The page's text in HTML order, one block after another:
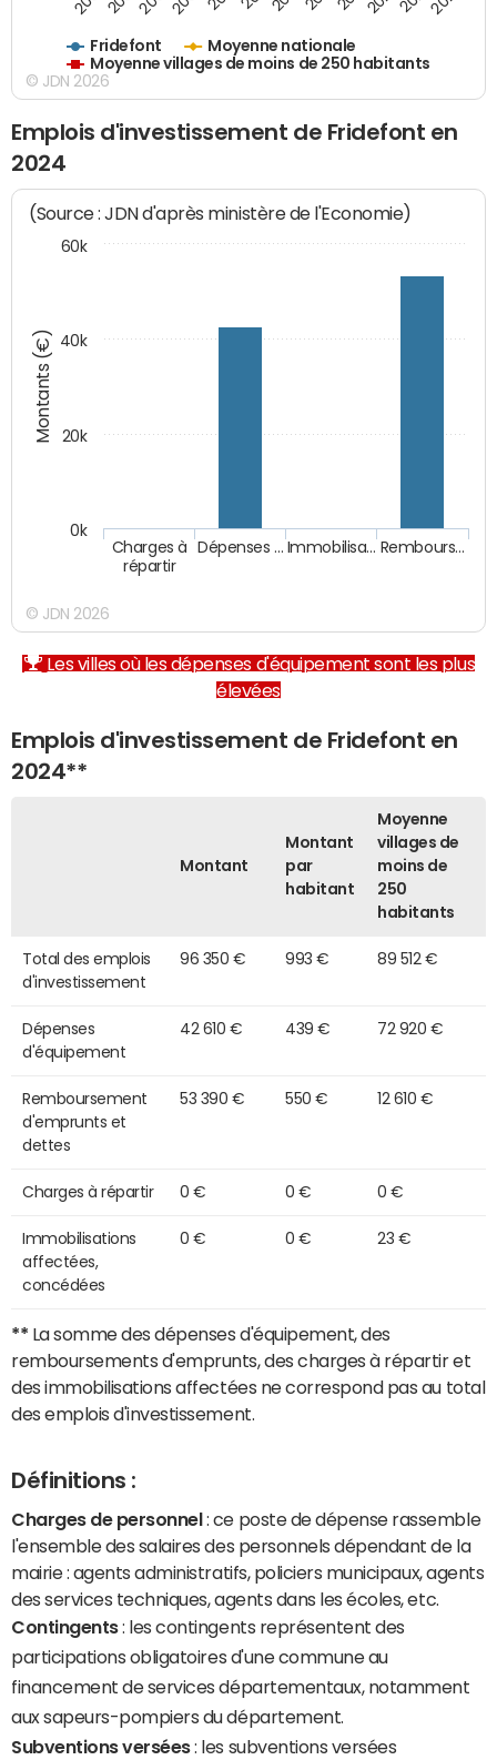
Fridefont
Moyenne nationale
Moyenne villages de moins de 250 habitants
© JDN 2026
Emplois d'investissement de Fridefont en
2024
Montants (€)
(Source : JDN d'après ministère de l'Economie)
Charges à
répartir
Dépenses … Immobilisa… Rembours…
0k
20k
40k
60k
© JDN 2026
Les villes où les dépenses d'équipement sont les plus
élevées
Emplois d'investissement de Fridefont en
2024**
Montant
Montant
par
habitant
Moyenne
villages de
moins de
250
habitants
Total des emplois
d'investissement
96 350 € 993 € 89 512 €
Dépenses
d'équipement
42 610 € 439 € 72 920 €
Remboursement
d'emprunts et
dettes
53 390 € 550 € 12 610 €
Charges à répartir 0 € 0 € 0 €
Immobilisations
affectées,
concédées
0 € 0 € 23 €
** La somme des dépenses d'équipement, des
remboursements d'emprunts, des charges à répartir et
des immobilisations affectées ne correspond pas au total
des emplois d'investissement.
Définitions :
Charges de personnel : ce poste de dépense rassemble
l'ensemble des salaires des personnels dépendant de la
mairie : agents administratifs, policiers municipaux, agents
des services techniques, agents dans les écoles, etc.
Contingents: les contingents représentent des
participations obligatoires d'une commune au
financement de services départementaux, notamment
aux sapeurs-pompiers du département.
Subventions versées: les subventions versées